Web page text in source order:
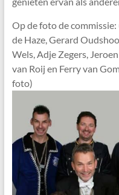
Op de foto de
de Haze, Gerard
Wels, Adje Zegers,
van Roij en Ferry van
foto)